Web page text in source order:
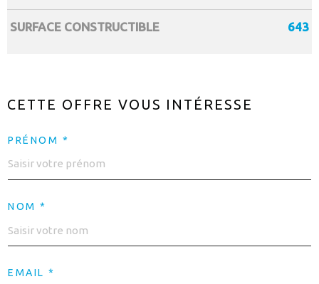
SURFACE CONSTRUCTIBLE 643
CETTE OFFRE VOUS INTÉRESSE
PRÉNOM *
NOM *
EMAIL *